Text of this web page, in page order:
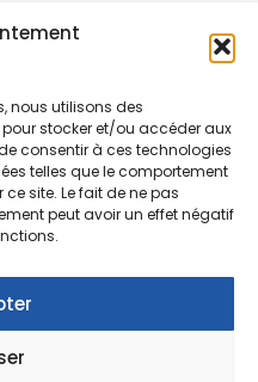
nous utilisons des
stocker et/ou accéder aux
consentir à ces technologies
telles que le comportement
site. Le fait de ne pas
peut avoir un effet négatif
les réseaux
ou
nos dernières